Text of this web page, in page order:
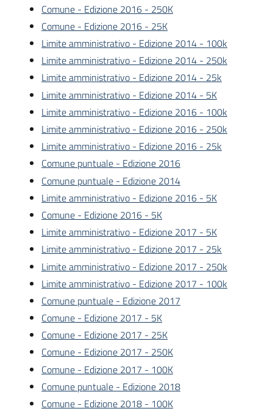
Comune - Edizione 2016 - 250K
Comune - Edizione 2016 - 25K
Limite amministrativo - Edizione 2014 - 100k
Limite amministrativo - Edizione 2014 - 250k
Limite amministrativo - Edizione 2014 - 25k
Limite amministrativo - Edizione 2014 - 5K
Limite amministrativo - Edizione 2016 - 100k
Limite amministrativo - Edizione 2016 - 250k
Limite amministrativo - Edizione 2016 - 25k
Comune puntuale - Edizione 2016
Comune puntuale - Edizione 2014
Limite amministrativo - Edizione 2016 - 5K
Comune - Edizione 2016 - 5K
Limite amministrativo - Edizione 2017 - 5K
Limite amministrativo - Edizione 2017 - 25k
Limite amministrativo - Edizione 2017 - 250k
Limite amministrativo - Edizione 2017 - 100k
Comune puntuale - Edizione 2017
Comune - Edizione 2017 - 5K
Comune - Edizione 2017 - 25K
Comune - Edizione 2017 - 250K
Comune - Edizione 2017 - 100K
Comune puntuale - Edizione 2018
Comune - Edizione 2018 - 100K